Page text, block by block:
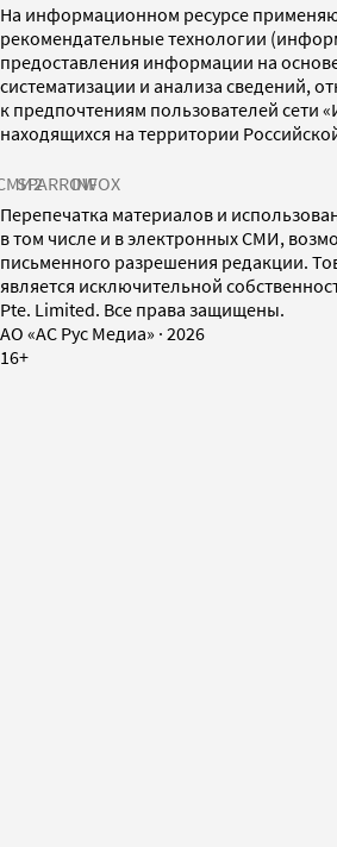
На информационном ресурсе
рекомендательные технологии
предоставления информации на
систематизации и анализа сведений,
к предпочтениям пользователей сети
находящихся на территории
SPARROWINFOX
Перепечатка материалов и
в том числе и в электронных СМИ,
письменного разрешения редакции.
является исключительной
Pte. Limited. Все права защищены.
AO «АС Рус Медиа» · 2026
16+